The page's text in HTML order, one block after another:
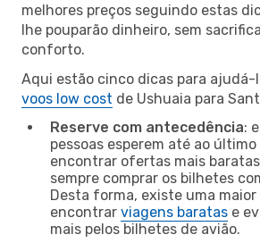
melhores preços seguindo estas
lhe pouparão dinheiro, sem
conforto.
Aqui estão cinco dicas para ajudá-
voos low cost de Ushuaia para
Reserve com antecedência:
pessoas esperem até ao
encontrar ofertas mais
sempre comprar os bilhetes
Desta forma, existe uma
encontrar viagens baratas e
mais pelos bilhetes de avião.